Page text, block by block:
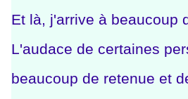
Et là, j'arrive à beaucoup
L'audace de certaines
beaucoup de retenue et